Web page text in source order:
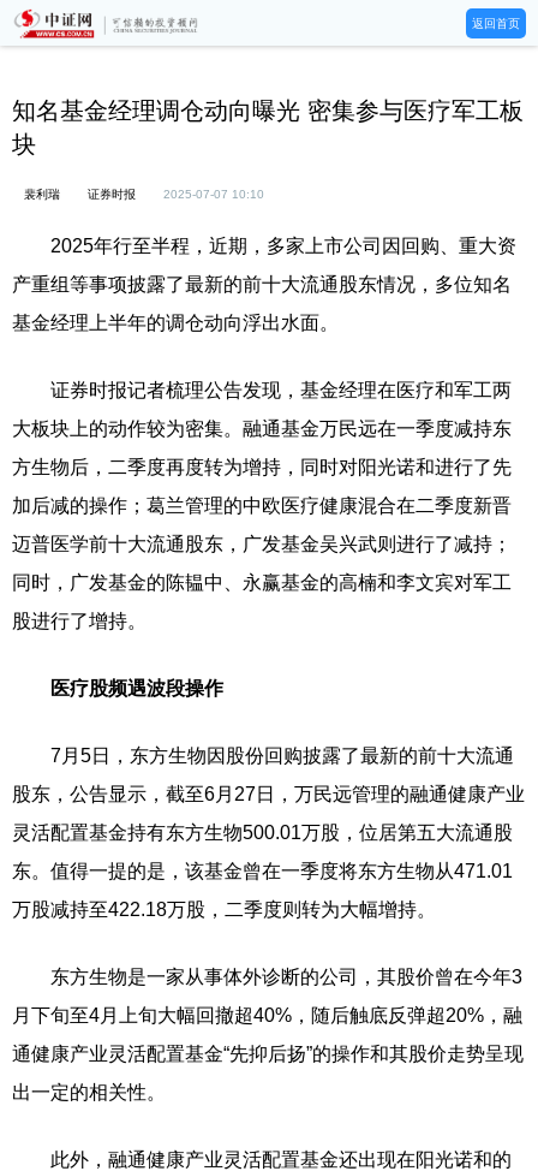
返回首页
知名基金经理调仓动向曝光 密集参与医疗军工板
块
裴利瑞 证券时报 2025-07-07 10:10
2025年行至半程，近期，多家上市公司因回购、重大资
产重组等事项披露了最新的前十大流通股东情况，多位知名
基金经理上半年的调仓动向浮出水面。
证券时报记者梳理公告发现，基金经理在医疗和军工两
大板块上的动作较为密集。融通基金万民远在一季度减持东
方生物后，二季度再度转为增持，同时对阳光诺和进行了先
加后减的操作；葛兰管理的中欧医疗健康混合在二季度新晋
迈普医学前十大流通股东，广发基金吴兴武则进行了减持；
同时，广发基金的陈韫中、永赢基金的高楠和李文宾对军工
股进行了增持。
医疗股频遇波段操作
7月5日，东方生物因股份回购披露了最新的前十大流通
股东，公告显示，截至6月27日，万民远管理的融通健康产业
灵活配置基金持有东方生物500.01万股，位居第五大流通股
东。值得一提的是，该基金曾在一季度将东方生物从471.01
万股减持至422.18万股，二季度则转为大幅增持。
东方生物是一家从事体外诊断的公司，其股价曾在今年3
月下旬至4月上旬大幅回撤超40%，随后触底反弹超20%，融
通健康产业灵活配置基金“先抑后扬”的操作和其股价走势呈现
出一定的相关性。
此外，融通健康产业灵活配置基金还出现在阳光诺和的